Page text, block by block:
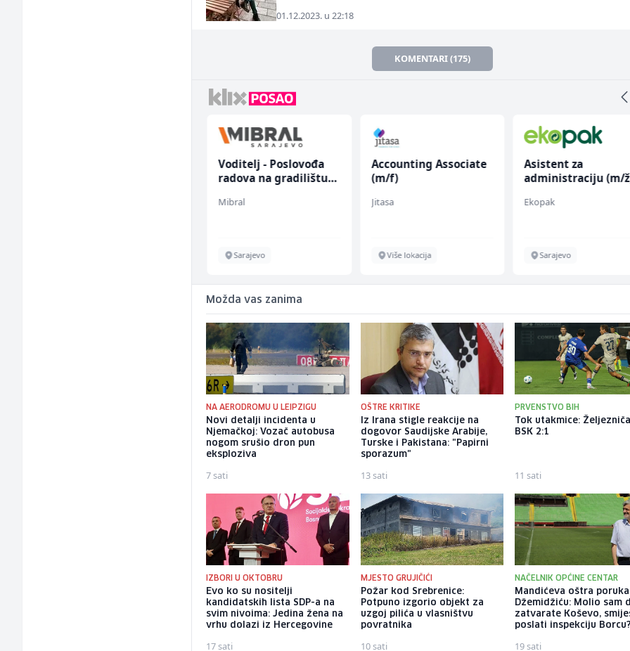
01.12.2023. u 22:18
KOMENTARI (175)
Voditelj - Poslovođa
radova na gradilištu
Mibral
Sarajevo
Accounting Associate
(m/f)
Jitasa
Više lokacija
Asistent za
administraciju (m/
Ekopak
Sarajevo
Možda vas zanima
NA AERODROMU U LEIPZIGU
Novi detalji incidenta u
Njemačkoj: Vozač autobusa
nogom srušio dron pun
eksploziva
7 sati
OŠTRE KRITIKE
Iz Irana stigle reakcije na
dogovor Saudijske Arabije,
Turske i Pakistana: "Papirni
sporazum"
13 sati
PRVENSTVO BIH
Tok utakmice:
BSK 2:1
11 sati
IZBORI U OKTOBRU
Evo ko su nositelji
kandidatskih lista SDP-a na
svim nivoima: Jedina žena na
vrhu dolazi iz Hercegovine
17 sati
MJESTO GRUJIČIĆI
Požar kod Srebrenice:
Potpuno izgorio objekt za
uzgoj pilića u vlasništvu
povratnika
10 sati
NAČELNIK OPĆINE CENTAR
Mandićeva oštra poruka
Džemidžiću: Molio sam
zatvarate Koševo,
poslati inspekciju Borcu?
19 sati